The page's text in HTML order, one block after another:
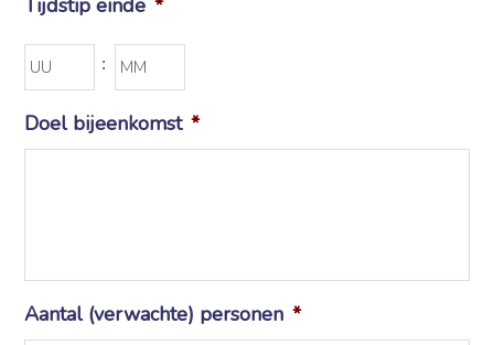
Tijdstip einde *
:
Doel bijeenkomst *
Aantal (verwachte) personen *